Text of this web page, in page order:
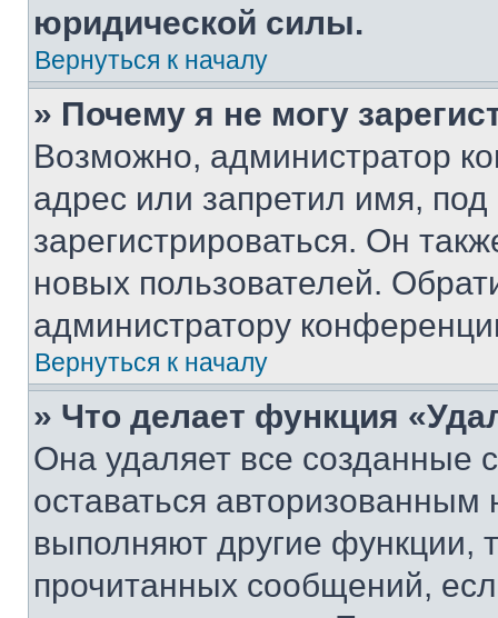
юридической силы.
Вернуться к началу
» Почему я не могу
Возможно, администратор
адрес или запретил имя,
зарегистрироваться. Он
новых пользователей.
администратору
Вернуться к началу
» Что делает функция
Она удаляет все созданные
оставаться
выполняют другие функции,
прочитанных сообщений,